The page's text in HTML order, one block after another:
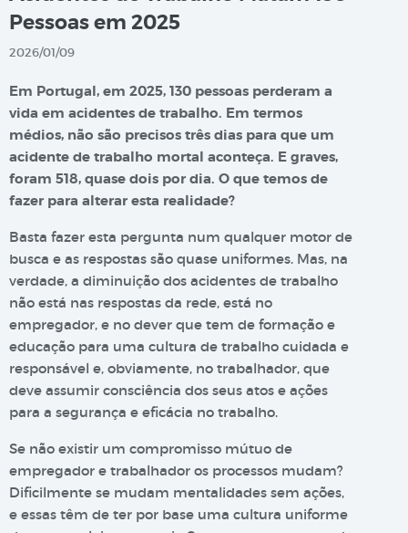
Pessoas em 2025
2026/01/09
Em Portugal, em 2025, 130 pessoas perderam a
vida em acidentes de trabalho. Em termos
médios, não são precisos três dias para que um
acidente de trabalho mortal aconteça. E graves,
foram 518, quase dois por dia. O que temos de
fazer para alterar esta realidade?
Basta fazer esta pergunta num qualquer motor de
busca e as respostas são quase uniformes. Mas, na
verdade, a diminuição dos acidentes de trabalho
não está nas respostas da rede, está no
empregador, e no dever que tem de formação e
educação para uma cultura de trabalho cuidada e
responsável e, obviamente, no trabalhador, que
deve assumir consciência dos seus atos e ações
para a segurança e eficácia no trabalho.
Se não existir um compromisso mútuo de
empregador e trabalhador os processos mudam?
Dificilmente se mudam mentalidades sem ações,
e essas têm de ter por base uma cultura uniforme